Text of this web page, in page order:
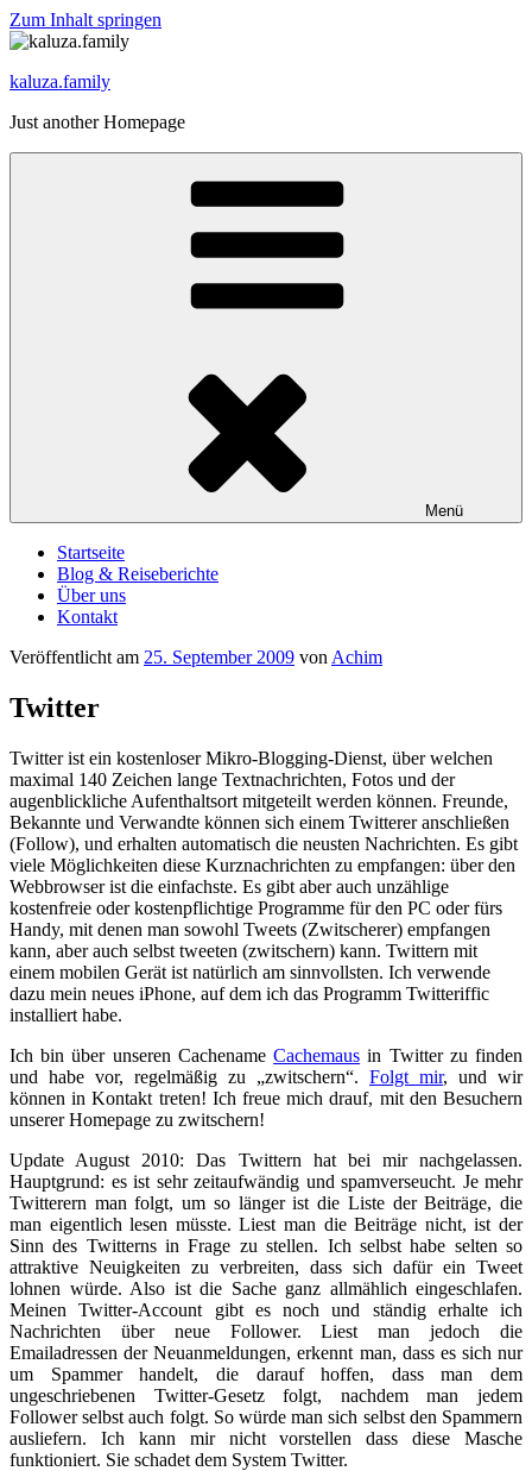
Zum Inhalt springen
kaluza.family
Just another Homepage
Menü
Startseite
Blog & Reiseberichte
Über uns
Kontakt
Veröffentlicht am 25. September 2009 von Achim
Twitter
Twitter ist ein kostenloser Mikro-Blogging-Dienst, über welchen
maximal 140 Zeichen lange Textnachrichten, Fotos und der
augenblickliche Aufenthaltsort mitgeteilt werden können. Freunde,
Bekannte und Verwandte können sich einem Twitterer anschließen
(Follow), und erhalten automatisch die neusten Nachrichten. Es gibt
viele Möglichkeiten diese Kurznachrichten zu empfangen: über den
Webbrowser ist die einfachste. Es gibt aber auch unzählige
kostenfreie oder kostenpflichtige Programme für den PC oder fürs
Handy, mit denen man sowohl Tweets (Zwitscherer) empfangen
kann, aber auch selbst tweeten (zwitschern) kann. Twittern mit
einem mobilen Gerät ist natürlich am sinnvollsten. Ich verwende
dazu mein neues iPhone, auf dem ich das Programm Twitteriffic
installiert habe.
Ich bin über unseren CachenameCachemaus in Twitter zu finden
und habe vor, regelmäßig zu „zwitschern“. Folgt mir, und wir
können in Kontakt treten! Ich freue mich drauf, mit den Besuchern
unserer Homepage zu zwitschern!
Update August 2010: Das Twittern hat bei mir nachgelassen.
Hauptgrund: es ist sehr zeitaufwändig und spamverseucht. Je mehr
Twitterern man folgt, um so länger ist die Liste der Beiträge, die
man eigentlich lesen müsste. Liest man die Beiträge nicht, ist der
Sinn des Twitterns in Frage zu stellen. Ich selbst habe selten so
attraktive Neuigkeiten zu verbreiten, dass sich dafür ein Tweet
lohnen würde. Also ist die Sache ganz allmählich eingeschlafen.
Meinen Twitter-Account gibt es noch und ständig erhalte ich
Nachrichten über neue Follower. Liest man jedoch die
Emailadressen der Neuanmeldungen, erkennt man, dass es sich nur
um Spammer handelt, die darauf hoffen, dass man dem
ungeschriebenen Twitter-Gesetz folgt, nachdem man jedem
Follower selbst auch folgt. So würde man sich selbst den Spammern
ausliefern. Ich kann mir nicht vorstellen dass diese Masche
funktioniert. Sie schadet dem System Twitter.